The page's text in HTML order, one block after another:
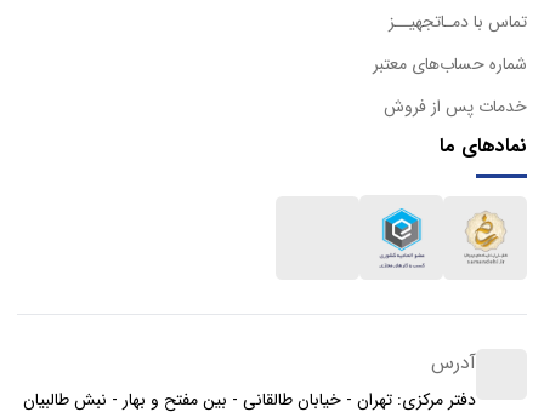
تماس با دمـاتجهیــز
شماره حساب‌های معتبر
خدمات پس از فروش
نمادهای ما
آدرس
دفتر مرکزی: تهران - خیابان طالقانی - بین مفتح و بهار - نبش طالبیان